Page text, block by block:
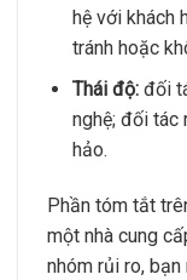
hệ với khách
tránh hoặc
Thái độ:đối
nghệ; đối tác
hảo.
Phần tóm tắt
một nhà cung
nhóm rủi ro,